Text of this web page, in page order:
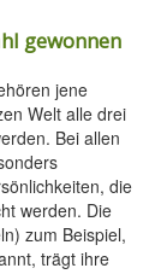
gewonnen
jene
Welt alle drei
Bei allen
die
werden. Die
zum Beispiel,
trägt ihre